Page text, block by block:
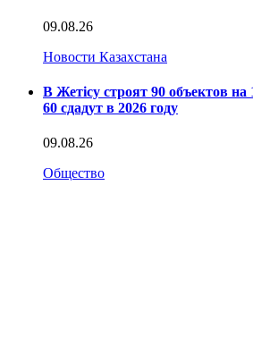
09.08.26
Новости Казахстана
В Жетісу строят 90 объектов на
60 сдадут в 2026 году
09.08.26
Общество